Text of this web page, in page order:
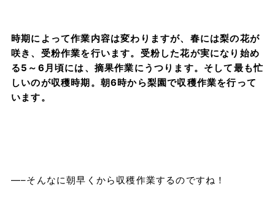
時期によって作業内容は変わりますが、春には梨の花が
咲き、受粉作業を行います。受粉した花が実になり始め
る5～6月頃には、摘果作業にうつります。そして最も忙
しいのが収穫時期。朝6時から梨園で収穫作業を行って
います。
—–そんなに朝早くから収穫作業するのですね！